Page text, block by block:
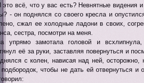
это всё, что у вас есть? Невнятные видения
- он поднялся со своего кресла и
сжал ее холодные ладони в своих,
сестра, посмотри на меня.
упрямо замотала головой и
её за руки, заставляя повернуться и
с колен, нависая над ней, осторожно,
чтобы не дать ей отвернуться и